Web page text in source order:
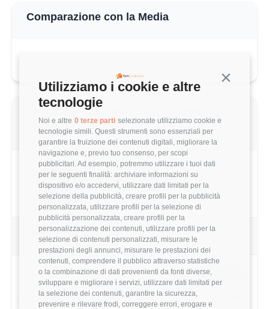
Continua
Utilizziamo i cookie e altre
tecnologie
Noi e altre 0 terze parti selezionate utilizziamo cookie e
tecnologie simili. Questi strumenti sono essenziali per
garantire la fruizione dei contenuti digitali, migliorare la
navigazione e, previo tuo consenso, per scopi
pubblicitari. Ad esempio, potremmo utilizzare i tuoi dati
per le seguenti finalità: archiviare informazioni su
dispositivo e/o accedervi, utilizzare dati limitati per la
selezione della pubblicità, creare profili per la pubblicità
personalizzata, utilizzare profili per la selezione di
pubblicità personalizzata, creare profili per la
personalizzazione dei contenuti, utilizzare profili per la
selezione di contenuti personalizzati, misurare le
prestazioni degli annunci, misurare le prestazioni dei
contenuti, comprendere il pubblico attraverso statistiche
o la combinazione di dati provenienti da fonti diverse,
sviluppare e migliorare i servizi, utilizzare dati limitati per
la selezione dei contenuti, garantire la sicurezza,
prevenire e rilevare frodi, correggere errori, erogare e
Comparazione con la Media
Valutazione complessiva Engineering di
questo utente
1.0/5 Basato su 5 parametri di valutazione
Benefits & Compensi
Buoni Pasto 5€/giorno
Stock Options